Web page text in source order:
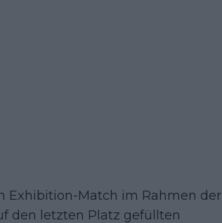
Exhibition-Match im Rahmen der
den letzten Platz gefüllten